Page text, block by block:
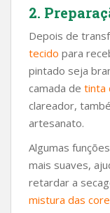
2.
Depois de
tecido para
pintado seja
camada de tinta
clareador,
artesanato.
Algumas
mais suaves,
retardar a
mistura das